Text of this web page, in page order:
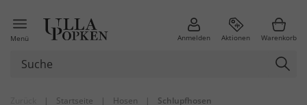
Menü Anmelden Aktionen Warenkorb
| Startseite | Hosen | Schlupfhosen